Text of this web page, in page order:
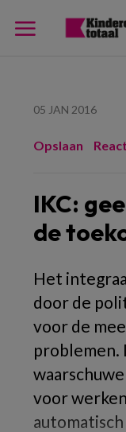
05 JAN 2016
Opslaan
IKC:
de
Het
door de
voor de
problemen.
voor